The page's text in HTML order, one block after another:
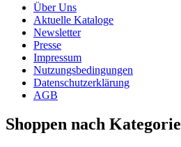
Über Uns
Aktuelle Kataloge
Newsletter
Presse
Impressum
Nutzungsbedingungen
Datenschutzerklärung
AGB
Shoppen nach Kategorie